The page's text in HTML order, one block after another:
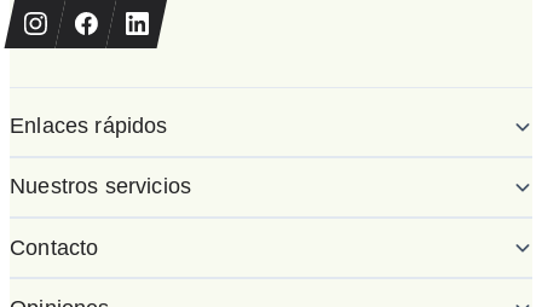
Enlaces rápidos
Nuestros servicios
Contacto